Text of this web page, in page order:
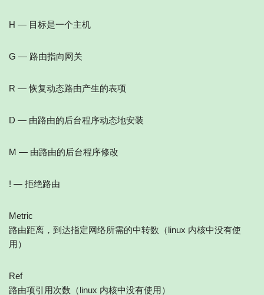
H — 目标是一个主机
G — 路由指向网关
R — 恢复动态路由产生的表项
D — 由路由的后台程序动态地安装
M — 由路由的后台程序修改
! — 拒绝路由
Metric
路由距离，到达指定网络所需的中转数（linux 内核中没有使
用）
Ref
路由项引用次数（linux 内核中没有使用）